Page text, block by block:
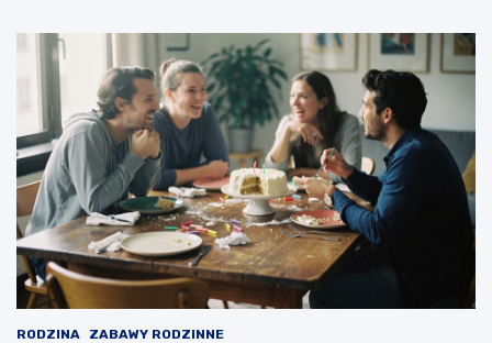
RODZINA ZABAWY RODZINNE